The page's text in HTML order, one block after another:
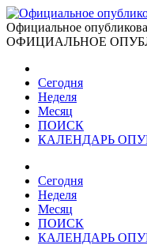
Официальное
ОФИЦИАЛЬНОЕ
Сегодня
Неделя
Месяц
ПОИСК
КАЛЕНДАРЬ
Сегодня
Неделя
Месяц
ПОИСК
КАЛЕНДАРЬ